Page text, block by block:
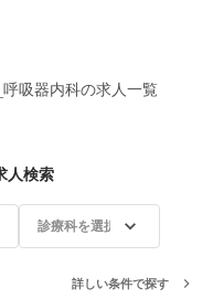
呼吸器内科の求人一覧
人検索
診療科を選択
詳しい条件で探す